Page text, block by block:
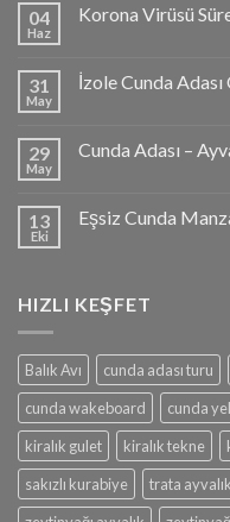
04
Haz
Korona Virüsü
31
May
İzole Cunda
29
May
Cunda Adası –
13
Eki
Eşsiz Cunda
HIZLI KEŞFET
Balık Avı cunda adası turu
cunda wakeboard
cunda
kiralık gulet
kiralık tekne
sakızlı kurabiye
trata ayvalık